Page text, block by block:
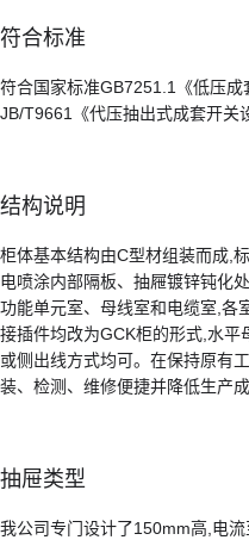
符合标准
符合国家标准GB7251.1《低压成
JB/T9661《代压抽出式成套开关
结构说明
柜体基本结构由C型材组装而成,
电喷涂内部隔板、抽屜镀锌钝化
功能单元室、母线室和电缆室,各
接插件均改为GCK柜的形式,水
或侧出线方式均可。在保持原有
装、检测、维修便捷并降低生产
抽屉类型
我公司专门设计了150mm高,电